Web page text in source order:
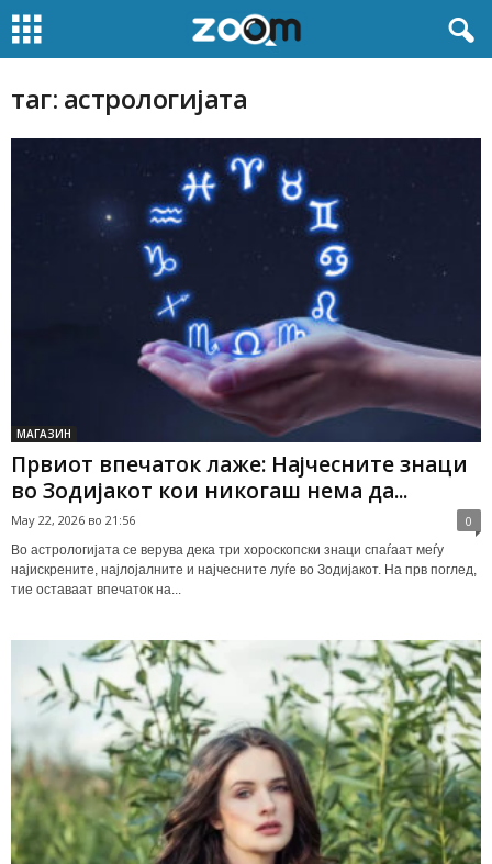
таг: астрологијата
МАГАЗИН
Првиот впечаток лаже: Најчесните знаци
во Зодијакот кои никогаш нема да...
May 22, 2026 во 21:56 0
Во астрологијата се верува дека три хороскопски знаци спаѓаат меѓу
најискрените, најлојалните и најчесните луѓе во Зодијакот. На прв поглед,
тие оставаат впечаток на...